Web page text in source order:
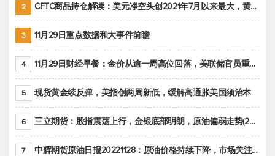
2 CFTC商品持仓解读：美元净空头创2021年7月以来最大，黄金期货投机性净多头头寸减少
3 11月29日重点数据和大事件前瞻
4 11月29日财经早餐：金价从逾一周高位回落，美联储官员重申鹰派立场推动美元回升
5 现货黄金续反弹，美指创两周新低，缓解高通胀美国须治本
6 三立期货：股指震荡上行，金银底部明朗，原油偏弱走势(20221128收评)
7 中辉期货原油日报20221128：原油价格持续下降，市场关注OPEC+新一轮产能政策